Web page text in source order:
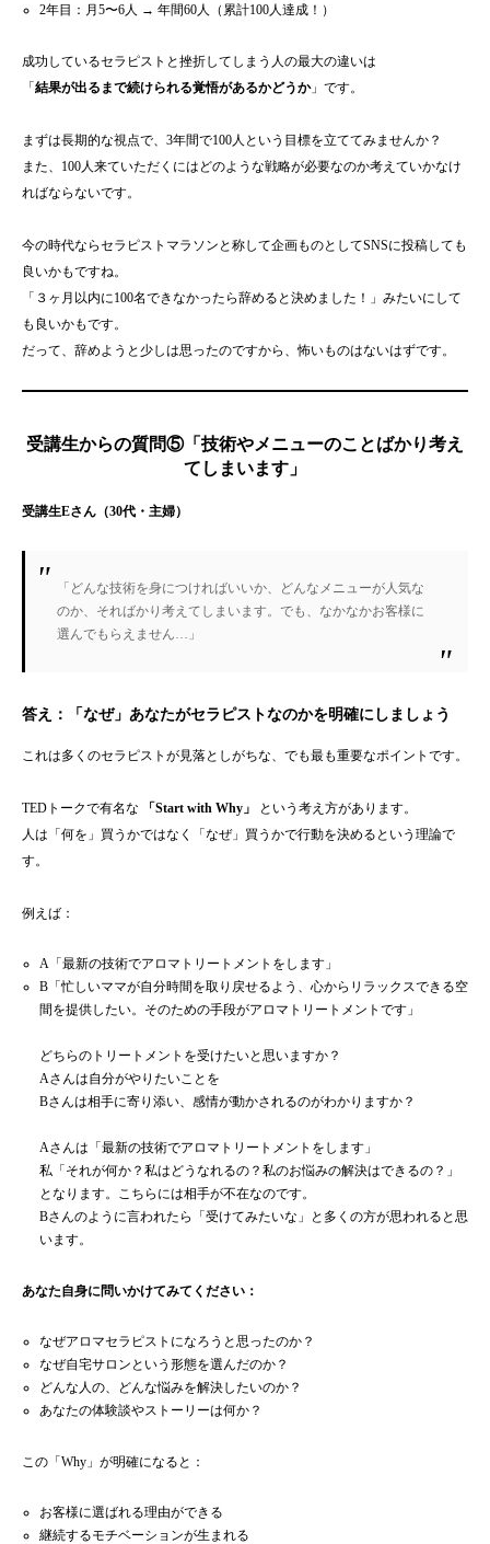
2年目：月5〜6人 → 年間60人（累計100人達成！）
成功しているセラピストと挫折してしまう人の最大の違いは
「 結果が出るまで続けられる覚悟があるかどうか」です。
まずは長期的な視点で、3年間で100人という目標を立ててみませんか？
また、100人来ていただくにはどのような戦略が必要なのか考えていかなけ
ればならないです。
今の時代ならセラピストマラソンと称して企画ものとしてSNSに投稿しても
良いかもですね。
「３ヶ月以内に100名できなかったら辞めると決めました！」みたいにして
も良いかもです。
だって、辞めようと少しは思ったのですから、怖いものはないはずです。
受講生からの質問⑤「技術やメニューのことばかり考え
てしまいます」
受講生Eさん（30代・主婦）
「どんな技術を身につければいいか、どんなメニューが人気な
のか、そればかり考えてしまいます。でも、なかなかお客様に
選んでもらえません…」
答え： 「なぜ」あなたがセラピストなのかを明確にしましょう
これは多くのセラピストが見落としがちな、でも最も重要なポイントです。
TEDトークで有名な 「Start with Why」
という考え方があります。
人は「何を」買うかではなく「なぜ」買うかで行動を決めるという理論で
す。
例えば：
A「最新の技術でアロマトリートメントをします」
B「忙しいママが自分時間を取り戻せるよう、心からリラックスできる空
間を提供したい。そのための手段がアロマトリートメントです」
どちらのトリートメントを受けたいと思いますか？
Aさんは自分がやりたいことを
Bさんは相手に寄り添い、感情が動かされるのがわかりますか？
Aさんは「最新の技術でアロマトリートメントをします」
私「それが何か？私はどうなれるの？私のお悩みの解決はできるの？」
となります。こちらには相手が不在なのです。
Bさんのように言われたら「受けてみたいな」と多くの方が思われると思
います。
あなた自身に問いかけてみてください：
なぜアロマセラピストになろうと思ったのか？
なぜ自宅サロンという形態を選んだのか？
どんな人の、どんな悩みを解決したいのか？
あなたの体験談やストーリーは何か？
この「Why」が明確になると：
お客様に選ばれる理由ができる
継続するモチベーションが生まれる